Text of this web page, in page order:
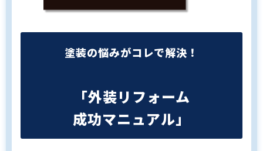
塗装の悩みがコレで解決！
「外装リフォーム
成功マニュアル」